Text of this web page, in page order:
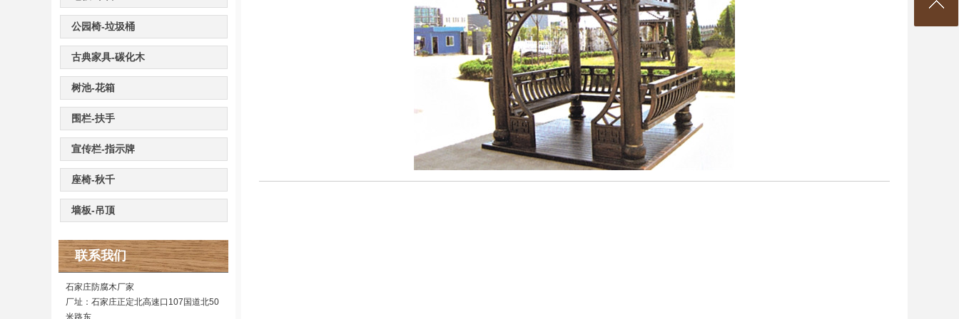
公园椅-垃圾桶
古典家具-碳化木
树池-花箱
围栏-扶手
宣传栏-指示牌
座椅-秋千
墙板-吊顶
联系我们
石家庄防腐木厂家
厂址：石家庄正定北高速口107国道北50
米路东